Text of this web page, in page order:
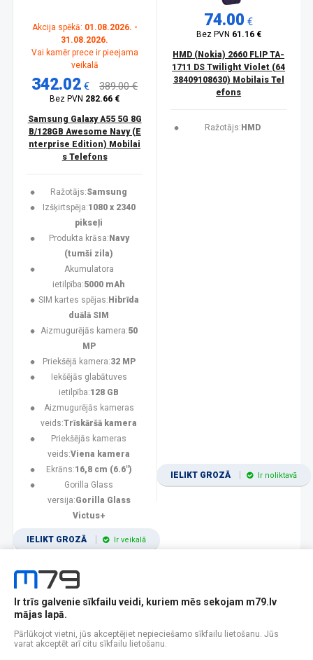
Akcija spēkā: 01.08.2026. -
31.08.2026.
Vai kamēr prece ir pieejama
veikalā
342.02 € 389.00 €
Bez PVN 282.66 €
Samsung Galaxy A55 5G 8G
B/128GB Awesome Navy (E
nterprise Edition) Mobilai
s Telefons
Ražotājs:Samsung
Izšķirtspēja:1080 x 2340
pikseļi
Produkta krāsa: Navy
(tumši zila)
Akumulatora
ietilpība:5000 mAh
SIM kartes spējas: Hibrīda
duālā SIM
Aizmugurējās kamera:50
MP
Priekšējā kamera:32 MP
Iekšējās glabātuves
ietilpība:128 GB
Aizmugurējās kameras
veids:Trīskāršā kamera
Priekšējās kameras
veids:Viena kamera
Ekrāns:16,8 cm (6.6")
Gorilla Glass
versija:Gorilla Glass
Victus+
IELIKT GROZĀ Ir veikalā
74.00 €
Bez PVN 61.16 €
HMD (Nokia) 2660 FLIP TA-
1711 DS Twilight Violet (64
38409108630) Mobilais Tel
efons
Ražotājs: HMD
IELIKT GROZĀ Ir noliktavā
1 2 3 4 5 6 7 8 9 10 11
Popularitātes Rādīt 12
Ir trīs galvenie sīkfailu veidi, kuriem mēs sekojam m79.lv
mājas lapā.
Pārlūkojot vietni, jūs akceptējiet nepieciešamo sīkfailu lietošanu. Jūs
varat akceptēt arī citu sīkfailu lietošanu.